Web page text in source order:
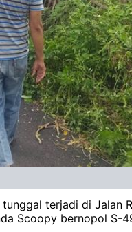
terjadi di Jalan
Scoopy bernopol